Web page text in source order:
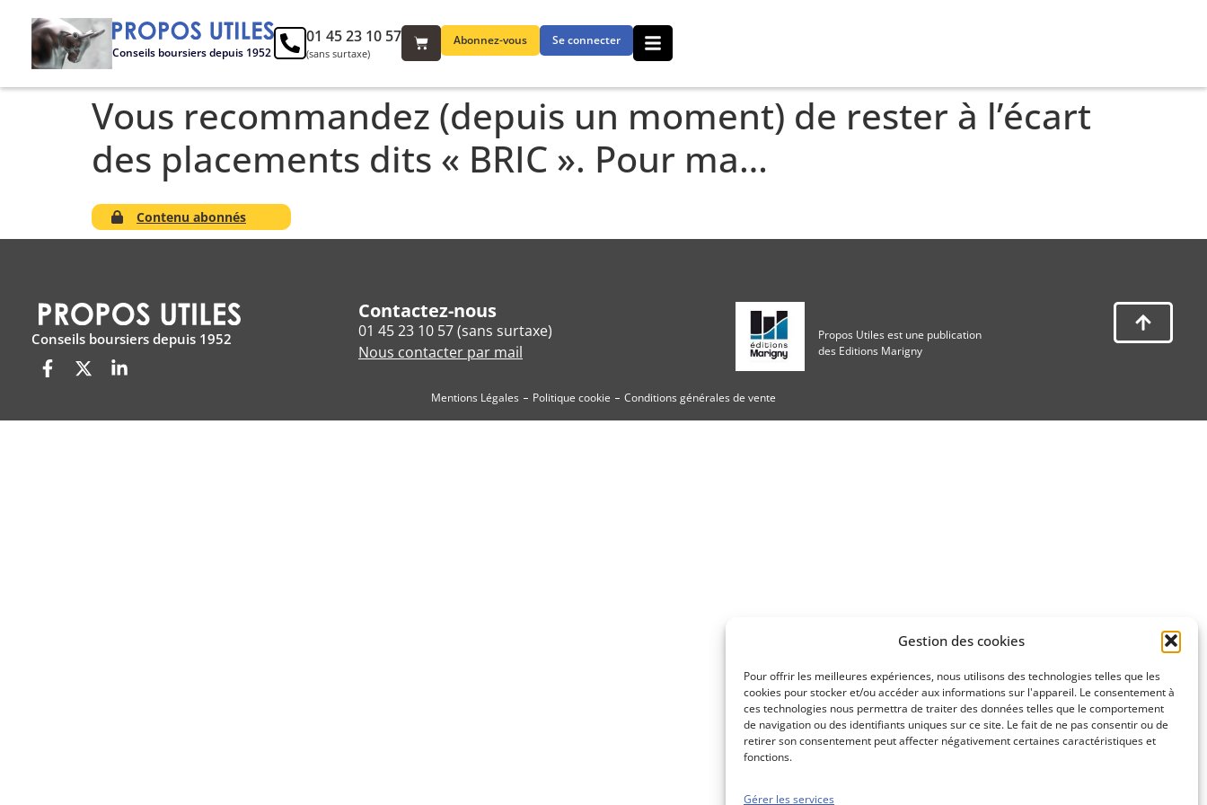
Gestion des cookies
Pour offrir les meilleures expériences, nous utilisons des technologies telles que les
cookies pour stocker et/ou accéder aux informations sur l'appareil. Le consentement à
ces technologies nous permettra de traiter des données telles que le comportement
de navigation ou des identifiants uniques sur ce site. Le fait de ne pas consentir ou de
retirer son consentement peut affecter négativement certaines caractéristiques et
fonctions.
Gérer les services
Conseils boursiers depuis 1952
Abonnez-vous Se connecter
01 45 23 10 57
(sans surtaxe)
Vous recommandez (depuis un moment) de rester à l’écart
des placements dits « BRIC ». Pour ma…
Contenu abonnés
Conseils boursiers depuis 1952
Contactez-nous
01 45 23 10 57 (sans surtaxe)
Nous contacter par mail
Propos Utiles est une publication
des Editions Marigny
Mentions Légales Politique cookie Conditions générales de vente